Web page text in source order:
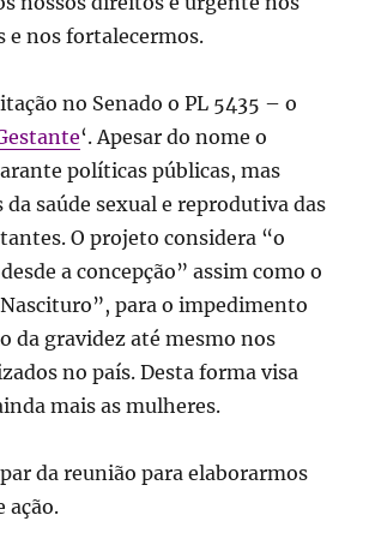
e nos fortalecermos.
no Senado o PL 5435 – o
‘. Apesar do nome o
políticas públicas, mas
saúde sexual e reprodutiva das
O projeto considera “o
a concepção” assim como o
para o impedimento
da gravidez até mesmo nos
no país. Desta forma visa
mais as mulheres.
da reunião para elaborarmos
ação.